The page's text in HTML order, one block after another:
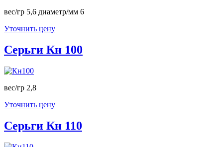
вес/гр 5,6 диаметр/мм 6
Уточнить цену
Серьги Кн 100
вес/гр 2,8
Уточнить цену
Серьги Кн 110